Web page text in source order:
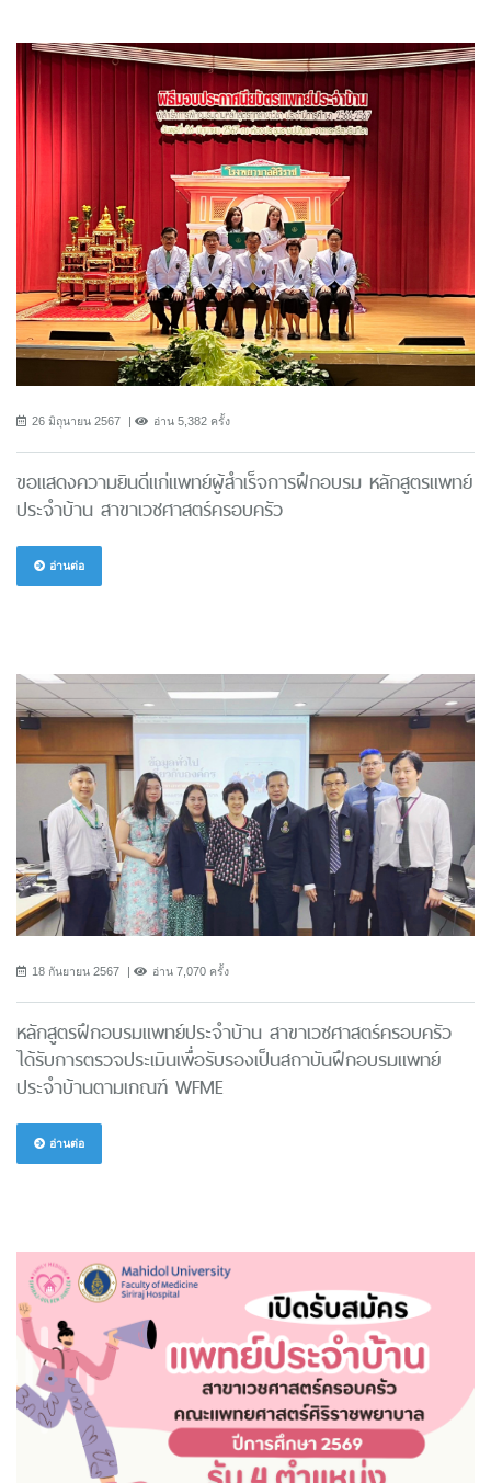
26 มิถุนายน 2567 อ่าน 5,382 ครั้ง
ขอแสดงความยินดีแก่แพทย์ผู้สำเร็จการฝึกอบรม หลักสูตรแพทย์
ประจำบ้าน สาขาเวชศาสตร์ครอบครัว
อ่านต่อ
18 กันยายน 2567 อ่าน 7,070 ครั้ง
หลักสูตรฝึกอบรมแพทย์ประจำบ้าน สาขาเวชศาสตร์ครอบครัว
ได้รับการตรวจประเมินเพื่อรับรองเป็นสถาบันฝึกอบรมแพทย์
ประจำบ้านตามเกณฑ์ WFME
อ่านต่อ